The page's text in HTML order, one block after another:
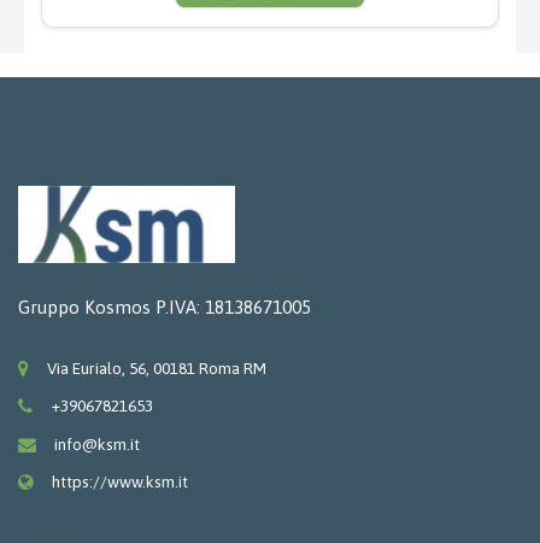
Gruppo Kosmos P.IVA: 18138671005
Via Eurialo, 56, 00181 Roma RM
+39067821653
info@ksm.it
https://www.ksm.it